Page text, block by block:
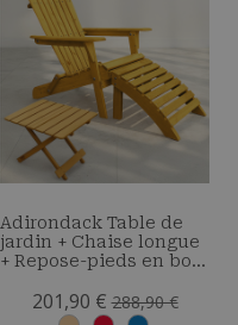
Adirondack Table de
jardin + Chaise longue
+ Repose-pieds en bois
201,90 € 288,90 €